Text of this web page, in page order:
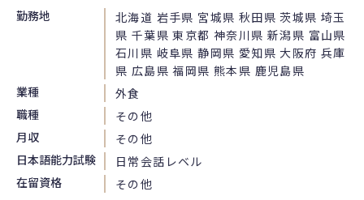
勤務地
北海道 岩手県 宮城県 秋田県 茨城県 埼玉
県 千葉県 東京都 神奈川県 新潟県 富山県
石川県 岐阜県 静岡県 愛知県 大阪府 兵庫
県 広島県 福岡県 熊本県 鹿児島県
業種
外食
職種
その他
月収
その他
日本語能力試験
日常会話レベル
在留資格
その他